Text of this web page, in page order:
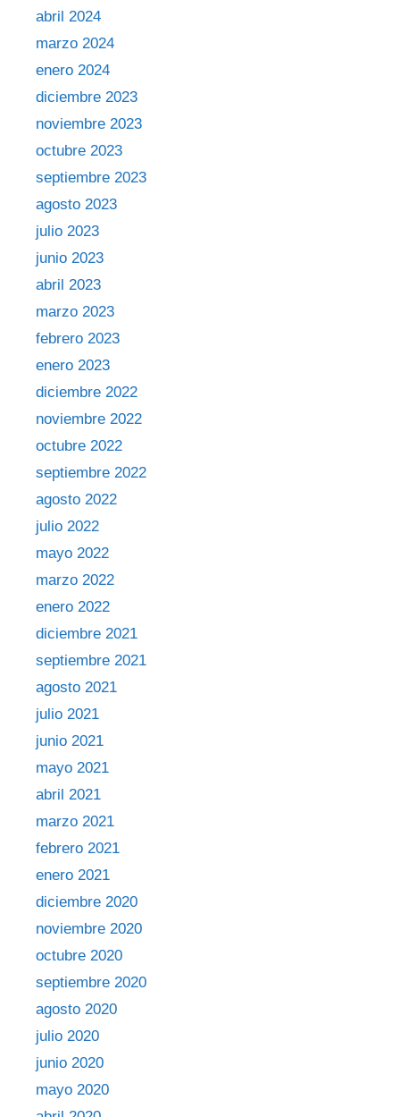
abril 2024
marzo 2024
enero 2024
diciembre 2023
noviembre 2023
octubre 2023
septiembre 2023
agosto 2023
julio 2023
junio 2023
abril 2023
marzo 2023
febrero 2023
enero 2023
diciembre 2022
noviembre 2022
octubre 2022
septiembre 2022
agosto 2022
julio 2022
mayo 2022
marzo 2022
enero 2022
diciembre 2021
septiembre 2021
agosto 2021
julio 2021
junio 2021
mayo 2021
abril 2021
marzo 2021
febrero 2021
enero 2021
diciembre 2020
noviembre 2020
octubre 2020
septiembre 2020
agosto 2020
julio 2020
junio 2020
mayo 2020